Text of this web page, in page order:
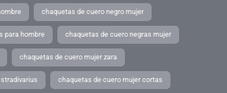
chaquetas de cuero negro mujer
para hombre chaquetas de cuero negras mujer
chaquetas de cuero mujer zara
chaquetas de cuero mujer cortas